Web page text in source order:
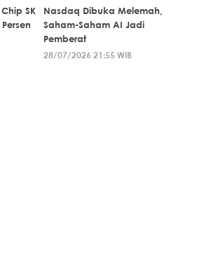
SK
Nasdaq Dibuka Melemah,
Saham-Saham AI Jadi
Pemberat
28/07/2026 21:55 WIB